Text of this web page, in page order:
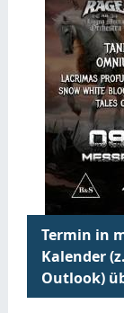
Termin in
Kalender
Outlook)